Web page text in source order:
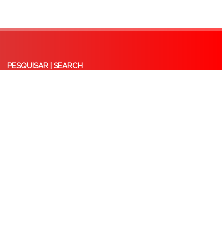
PESQUISAR | SEARCH